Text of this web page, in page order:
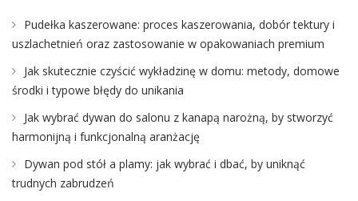
Pudełka kaszerowane: proces kaszerowania, dobór tektury i
uszlachetnień oraz zastosowanie w opakowaniach premium
Jak skutecznie czyścić wykładzinę w domu: metody, domowe
środki i typowe błędy do unikania
Jak wybrać dywan do salonu z kanapą narożną, by stworzyć
harmonijną i funkcjonalną aranżację
Dywan pod stół a plamy: jak wybrać i dbać, by uniknąć
trudnych zabrudzeń